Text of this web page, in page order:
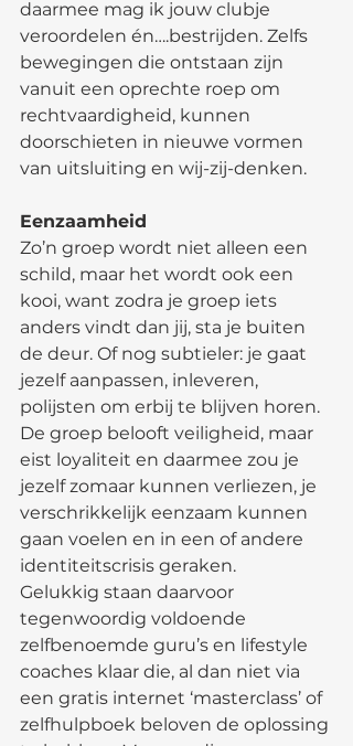
daarmee mag ik jouw clubje
veroordelen én….bestrijden. Zelfs
bewegingen die ontstaan zijn
vanuit een oprechte roep om
rechtvaardigheid, kunnen
doorschieten in nieuwe vormen
van uitsluiting en wij-zij-denken.
Eenzaamheid
Zo’n groep wordt niet alleen een
schild, maar het wordt ook een
kooi, want zodra je groep iets
anders vindt dan jij, sta je buiten
de deur. Of nog subtieler: je gaat
jezelf aanpassen, inleveren,
polijsten om erbij te blijven horen.
De groep belooft veiligheid, maar
eist loyaliteit en daarmee zou je
jezelf zomaar kunnen verliezen, je
verschrikkelijk eenzaam kunnen
gaan voelen en in een of andere
identiteitscrisis geraken.
Gelukkig staan daarvoor
tegenwoordig voldoende
zelfbenoemde guru’s en lifestyle
coaches klaar die, al dan niet via
een gratis internet ‘masterclass’ of
zelfhulpboek beloven de oplossing